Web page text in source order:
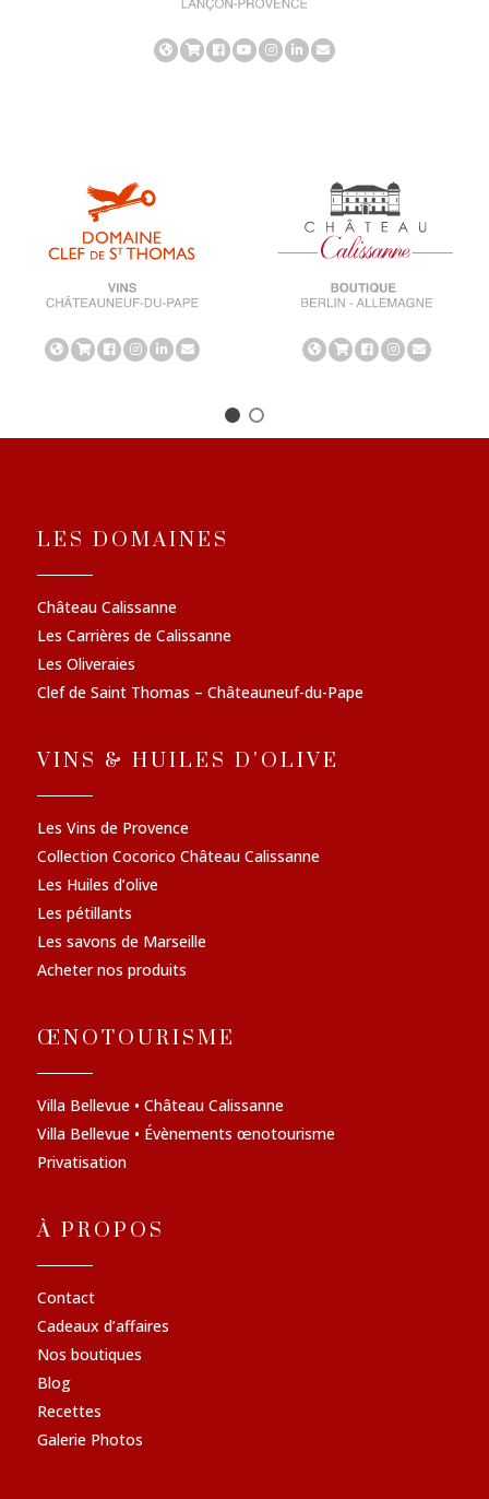
LES DOMAINES
Château Calissanne
Les Carrières de Calissanne
Les Oliveraies
Clef de Saint Thomas – Châteauneuf-du-Pape
VINS & HUILES D'OLIVE
Les Vins de Provence
Collection Cocorico Château Calissanne
Les Huiles d’olive
Les pétillants
Les savons de Marseille
Acheter nos produits
ŒNOTOURISME
Villa Bellevue • Château Calissanne
Villa Bellevue • Évènements œnotourisme
Privatisation
À PROPOS
Contact
Cadeaux d’affaires
Nos boutiques
Blog
Recettes
Galerie Photos